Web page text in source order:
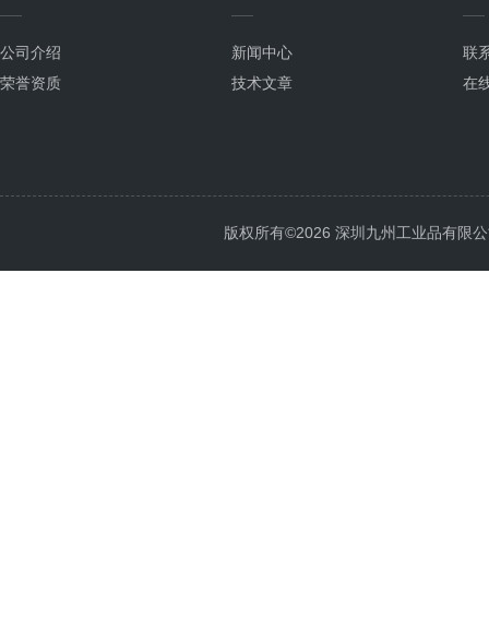
公司介绍
荣誉资质
新闻中心
技术文章
联
在
版权所有©2026 深圳九州工业品有限